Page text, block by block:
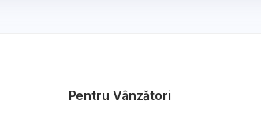
Pentru Vânzători